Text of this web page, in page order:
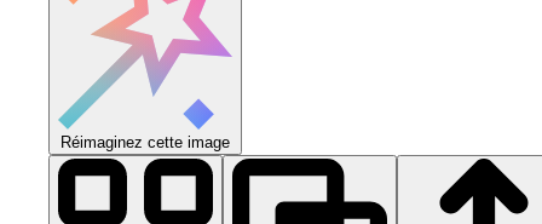
Réimaginez cette image